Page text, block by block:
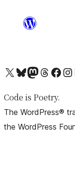
X (旧 Twitter) アカウントへBluesky アカウントへMastodon アカウントへThreads アカウントへ Facebook ページへInstagram アカウントへ
Code is Poetry.
The WordPress®
the WordPress